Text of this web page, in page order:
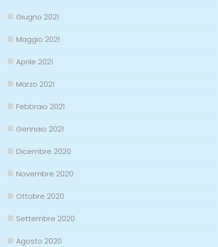
Giugno 2021
Maggio 2021
Aprile 2021
Marzo 2021
Febbraio 2021
Gennaio 2021
Dicembre 2020
Novembre 2020
Ottobre 2020
Settembre 2020
Agosto 2020